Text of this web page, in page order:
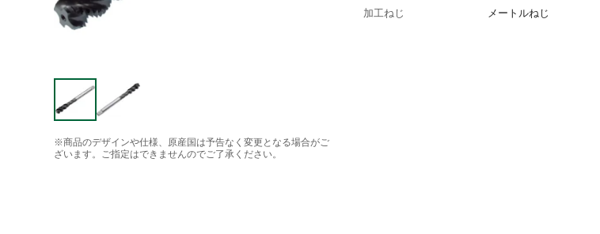
※商品のデザインや仕様、原産国は予告なく変更となる場合がご
ざいます。ご指定はできませんのでご了承ください。
加工ねじ
メートルねじ